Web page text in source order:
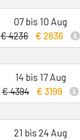
07 bis 10 Aug
€ 4236
€ 2836
14 bis 17 Aug
€ 4394
€ 3199
21 bis 24 Aug